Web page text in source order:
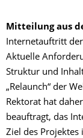
Mitteilung aus
Internetauftritt
Aktuelle
Struktur und
„Relaunch“ der
Rektorat hat
beauftragt, das
Ziel des